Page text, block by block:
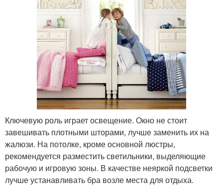
Ключевую роль играет освещение. Окно не стоит
завешивать плотными шторами, лучше заменить их на
жалюзи. На потолке, кроме основной люстры,
рекомендуется разместить светильники, выделяющие
рабочую и игровую зоны. В качестве неяркой подсветки
лучше устанавливать бра возле места для отдыха.